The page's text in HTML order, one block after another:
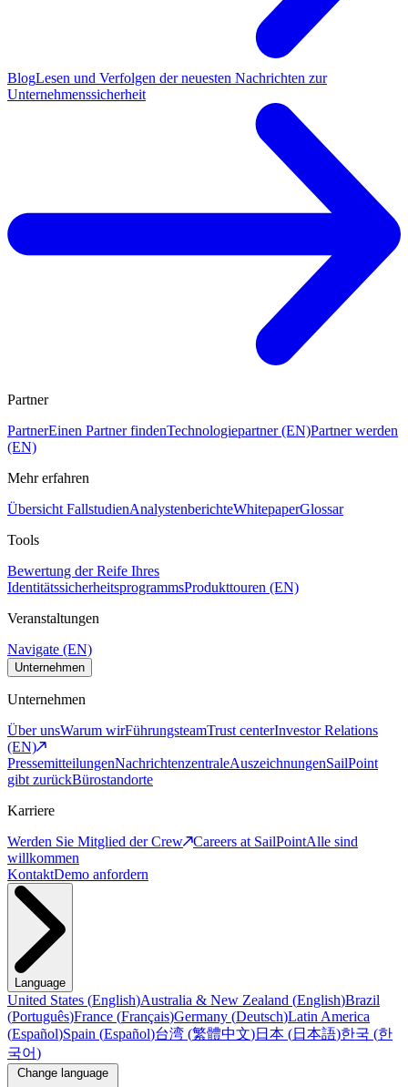
BlogLesen und Verfolgen der neuesten Nachrichten zur
Unternehmenssicherheit
Partner
PartnerEinen Partner findenTechnologiepartner (EN)Partner werden
(EN)
Mehr erfahren
Übersicht FallstudienAnalystenberichteWhitepaperGlossar
Tools
Bewertung der Reife Ihres
IdentitätssicherheitsprogrammsProdukttouren (EN)
Veranstaltungen
Navigate (EN)
Unternehmen
Unternehmen
Über unsWarum wirFührungsteamTrust centerInvestor Relations
(EN)
PressemitteilungenNachrichtenzentraleAuszeichnungenSailPoint
gibt zurückBürostandorte
Karriere
Werden Sie Mitglied der Crew
Careers at SailPointAlle sind
willkommen
KontaktDemo anfordern
Language
United States (English)Australia & New Zealand (English)Brazil
(Português)France (Français)Germany (Deutsch)Latin America
(Español)Spain (Español)台湾 (繁體中文)日本 (日本語)한국 (한
국어)
Change language